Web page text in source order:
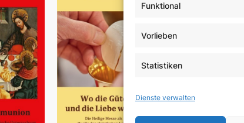
Funktional
Vorlieben
Statistiken
Dienste verwalten